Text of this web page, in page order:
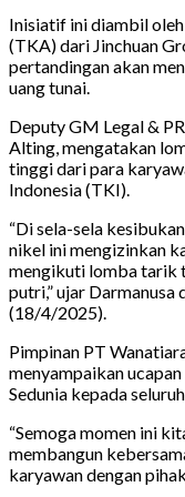
Inisiatif ini diambil
(TKA) dari Jinchuan
pertandingan akan
uang tunai.
Deputy GM Legal &
Alting, mengatakan
tinggi dari para
Indonesia (TKI).
“Di sela-sela
nikel ini mengizinkan
mengikuti lomba tarik
putri,” ujar Darmanusa
(18/4/2025).
Pimpinan PT
menyampaikan
Sedunia kepada
“Semoga momen ini
membangun
karyawan dengan